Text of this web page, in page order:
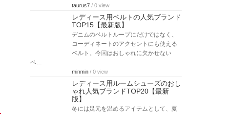
taurus7 / 0 view
レディース用ベルトの人気ブランド
TOP15【最新版】
デニムのベルトループにだけではなく、
コーディネートのアクセントにも使える
ベルト。今回はおしゃれに欠かせない
ベ…
minmin / 0 view
レディース用ルームシューズのおし
ゃれ人気ブランドTOP20【最新
版】
冬には足元を温めるアイテムとして、夏